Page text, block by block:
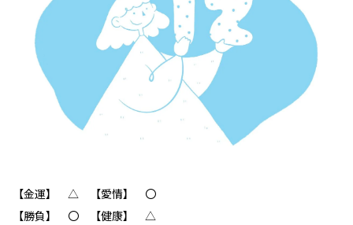
【金運】 △ 【愛情】 〇
【勝負】 〇 【健康】 △